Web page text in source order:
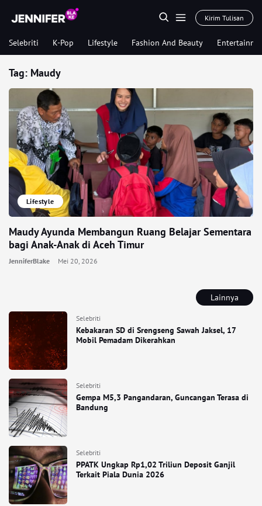
Kirim Tulisan
Selebriti K-Pop Lifestyle Fashion And Beauty
Lainnya
Selebriti
Kebakaran SD di Srengseng Sawah Jaksel, 17
Mobil Pemadam Dikerahkan
Selebriti
Gempa M5,3 Pangandaran, Guncangan Terasa di
Bandung
Selebriti
PPATK Ungkap Rp1,02 Triliun Deposit Ganjil
Terkait Piala Dunia 2026
Tag: Maudy
Lifestyle
Maudy Ayunda Membangun Ruang Belajar Sementara
bagi Anak-Anak di Aceh Timur
JenniferBlake Mei 20, 2026